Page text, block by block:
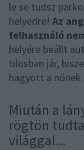
le se tudsz
helyedre! Az
felhasználó
helyére beállt
tilosban jár,
hagyott a nőnek.
Miután a
rögtön
világgal...